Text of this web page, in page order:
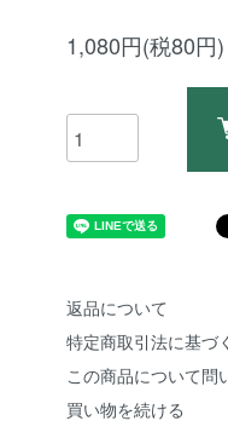
1,080円(税80円)
返品について
特定商取引法に基づ
この商品について問
買い物を続ける